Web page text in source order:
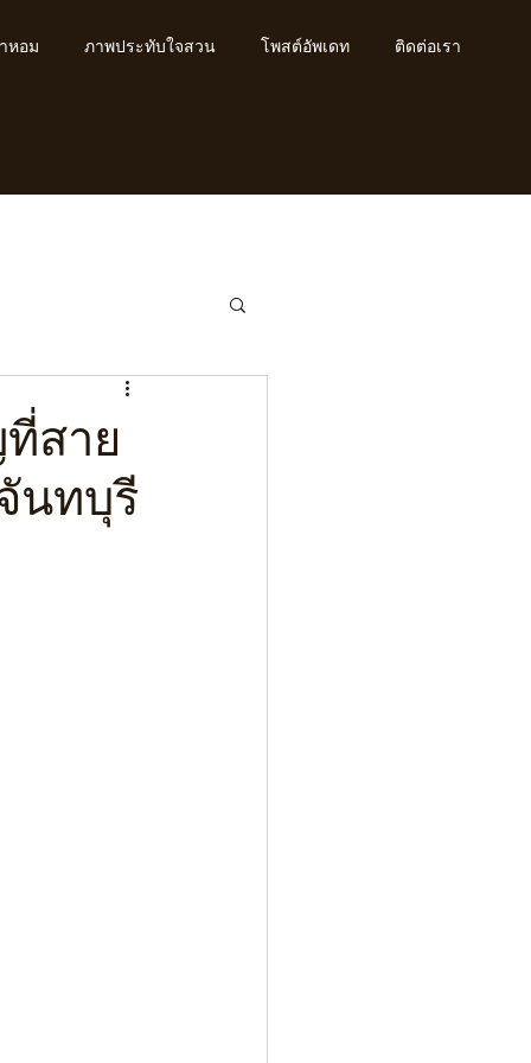
หอม ภาพประทับใจสวน โพสต์อัพเดท ติดต่อเรา
สาย
นทบุรี